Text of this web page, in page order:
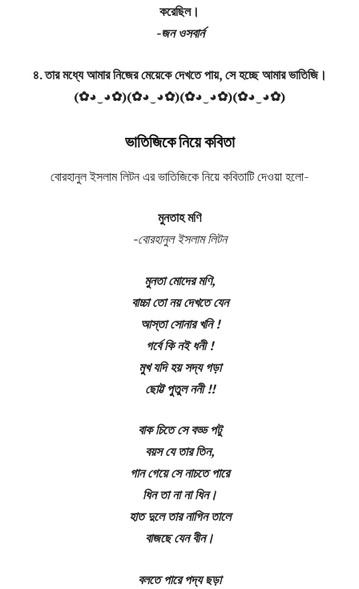
করেছিল।
-জন ওসবার্ন
৪. তার মধ্যে আমার নিজের মেয়েকে দেখতে পায়, সে হচ্ছে আমার ভাতিজি।
(✿◕‿◕✿)(✿◕‿◕✿)(✿◕‿◕✿)(✿◕‿◕✿)
ভাতিজিকে নিয়ে কবিতা
বোরহানুল ইসলাম লিটন এর ভাতিজিকে নিয়ে কবিতাটি দেওয়া হলো-
মুনতাহ মণি
-বোরহানুল ইসলাম লিটন
মুনতা মোদের মণি,
বাচ্চা তো নয় দেখতে যেন
আস্তা সোনার খনি !
গর্বে কি নই ধনী !
মুখ যদি হয় সদ্য গড়া
ছোট্ট পুতুল ননী !!
বাক চিতে সে বড্ড পটু
বয়স যে তার তিন,
গান গেয়ে সে নাচতে পারে
ধিন তা না না ধিন।
হাত দুলে তার নাগিন তালে
বাজছে যেন বীন।
বলতে পারে পদ্য ছড়া